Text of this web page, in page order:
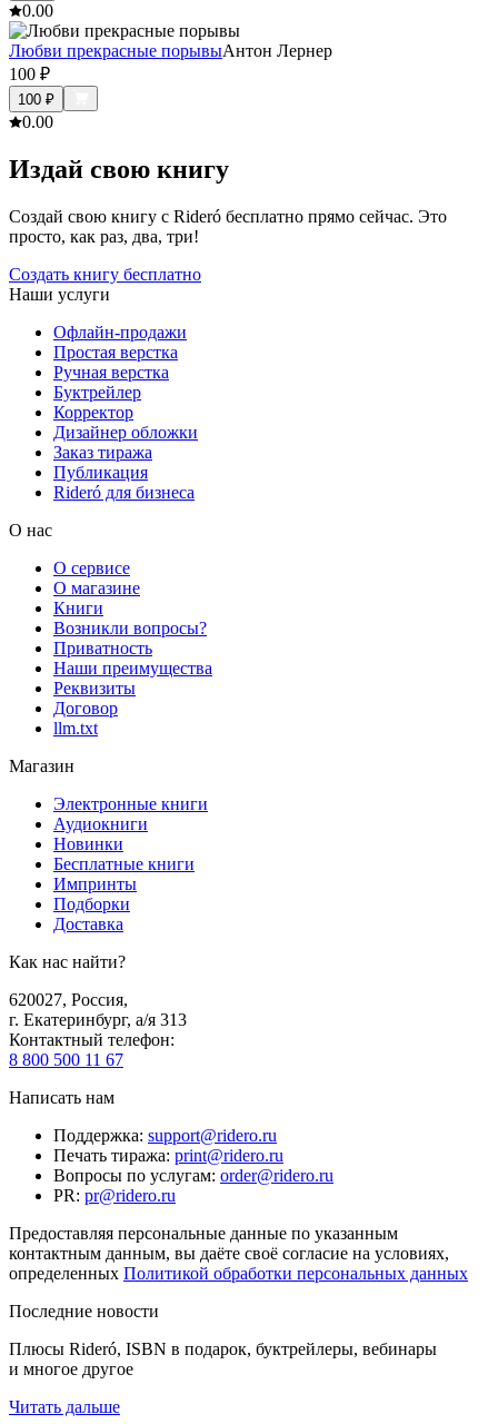
0.00
Любви прекрасные порывыАнтон Лернер
100 ₽
100 ₽
0.00
Издай свою книгу
Создай свою книгу с Rideró бесплатно прямо сейчас. Это
просто, как раз, два, три!
Создать книгу бесплатно
Наши услуги
Офлайн-продажи
Простая верстка
Ручная верстка
Буктрейлер
Корректор
Дизайнер обложки
Заказ тиража
Публикация
Rideró для бизнеса
О нас
О сервисе
О магазине
Книги
Возникли вопросы?
Приватность
Наши преимущества
Реквизиты
Договор
llm.txt
Магазин
Электронные книги
Аудиокниги
Новинки
Бесплатные книги
Импринты
Подборки
Доставка
Как нас найти?
620027, Россия,
г. Екатеринбург, а/я 313
Контактный телефон:
8 800 500 11 67
Написать нам
Поддержка: support@ridero.ru
Печать тиража: print@ridero.ru
Вопросы по услугам: order@ridero.ru
PR: pr@ridero.ru
Предоставляя персональные данные по указанным
контактным данным, вы даёте своё согласие на условиях,
определенных Политикой обработки персональных данных
Последние новости
Плюсы Rideró, ISBN в подарок, буктрейлеры, вебинары
и многое другое
Читать дальше